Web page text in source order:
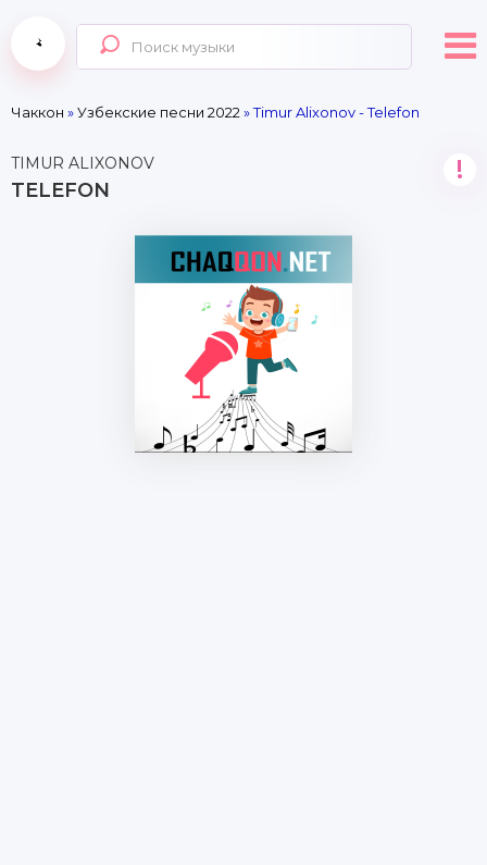
Чаккон »Узбекские песни 2022 » Timur Alixonov - Telefon
TIMUR ALIXONOV
TELEFON
!